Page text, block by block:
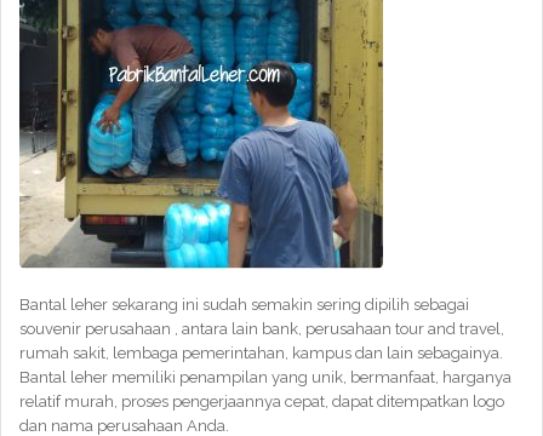
Bantal leher sekarang ini sudah semakin sering dipilih sebagai
souvenir perusahaan , antara lain bank, perusahaan tour and travel,
rumah sakit, lembaga pemerintahan, kampus dan lain sebagainya.
Bantal leher memiliki penampilan yang unik, bermanfaat, harganya
relatif murah, proses pengerjaannya cepat, dapat ditempatkan logo
dan nama perusahaan Anda.